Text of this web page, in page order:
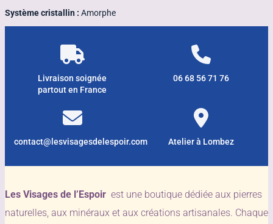
Système cristallin : Amorphe
Livraison soignée
partout en France
06 68 56 71 76
contact@lesvisagesdelespoir.com Atelier à Lombez
Les Visages de l’Espoir est une boutique dédiée aux pierres
naturelles, aux minéraux et aux créations artisanales. Chaque